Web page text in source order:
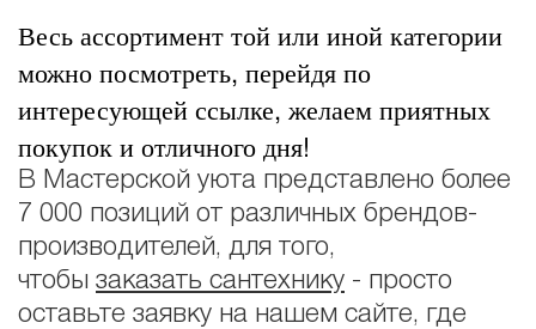
Весь ассортимент той или иной категории
можно посмотреть, перейдя по
интересующей ссылке, желаем приятных
покупок и отличного дня!
В Мастерской уюта представлено более
7 000 позиций от различных брендов-
производителей, для того,
чтобы заказать сантехнику - просто
оставьте заявку на нашем сайте, где